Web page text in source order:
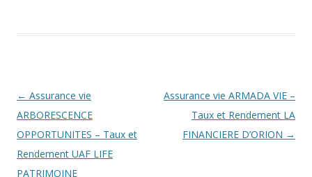
Navigation
des
articles
← Assurance vie
ARBORESCENCE
OPPORTUNITES – Taux et
Rendement UAF LIFE
PATRIMOINE
Assurance vie ARMADA VIE –
Taux et Rendement LA
FINANCIERE D’ORION →